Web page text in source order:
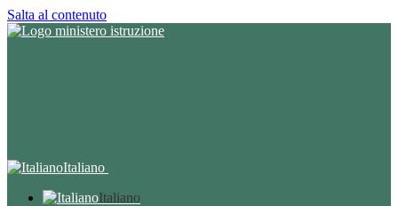
Salta al contenuto
Italiano
Italiano